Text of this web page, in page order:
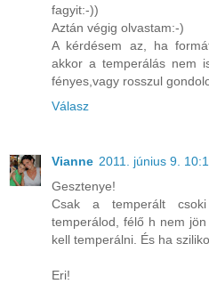
fagyit:-))
Aztán végig olvastam:-)
A kérdésem az, ha
akkor a temperálás nem
fényes,vagy rosszul
Válasz
Vianne 2011. június 9.
Gesztenye!
Csak a temperált
temperálod, félő h nem
kell temperálni. És ha
Eri!